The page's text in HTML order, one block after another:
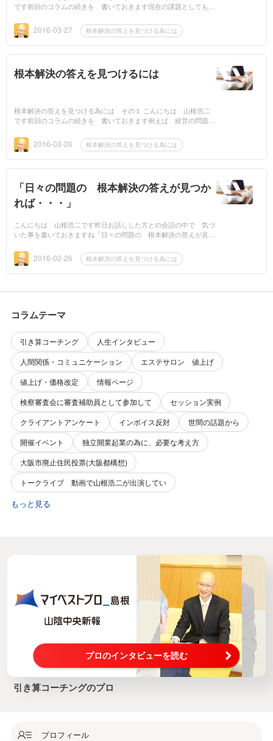
です前回のコラムの続きを 書いておきます現在の課題としても、
2016-03-27 根本解決の答えを見つける為には
根本解決の答えを見つけるには
根本解決の答えを見つける為には その１ こんにちは 山根浩二
です前回のコラムの続きを 書いておきます例えば 経営の問題
2016-03-26 根本解決の答えを見つける為には
「日々の問題の 根本解決の答えが見つか
れば・・・」
こんにちは 山根浩二です昨日お話しした方との会話の中で 気づ
いた事を書いておきますね「日々の問題の 根本解決の答えが見つ
が起... 2016-02-26 根本解決の答えを見つける為には
コラムテーマ
引き算コーチング
人生インタビュー
人間関係・コミュニケーション
エステサロン 値上げ
値上げ・価格改定
情報ページ
検察審査会に審査補助員として参加して
セッション実例
クライアントアンケート
インボイス反対
世間の話題から
開催イベント
独立開業起業の為に、必要な考え方
大阪市廃止住民投票(大阪都構想)
トークライブ 動画で山根浩二が出演してい
もっと見る
プロのインタビューを読む
引き算コーチングのプロ
プロフィール